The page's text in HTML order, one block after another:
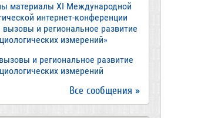
материалы XI Международной
интернет-конференции
вызовы и региональное развитие
измерений»
и региональное развитие
измерений
Все сообщения »